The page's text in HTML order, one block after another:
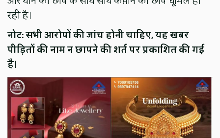
रही है।
नोट: सभी आरोपों की जांच होनी चाहिए, यह खबर
पीड़ितों की नाम न छापने की शर्त पर प्रकाशित की गई
है।